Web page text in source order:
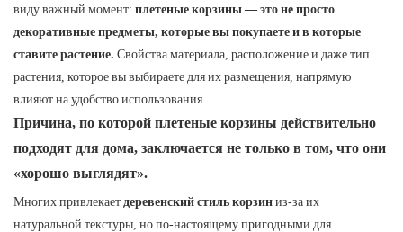
виду важный момент: плетеные корзины — это не просто
декоративные предметы, которые вы покупаете и в которые
ставите растение. Свойства материала, расположение и даже тип
растения, которое вы выбираете для их размещения, напрямую
влияют на удобство использования.
Причина, по которой плетеные корзины действительно
подходят для дома, заключается не только в том, что они
«хорошо выглядят».
Многих привлекает деревенский стиль корзиниз-за их
натуральной текстуры, но по-настоящему пригодными для